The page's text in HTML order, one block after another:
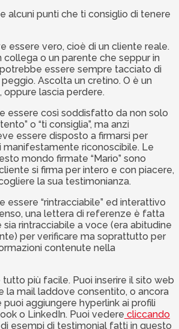
alcuni punti che ti consiglio di tenere
essere vero, cioè di un cliente reale.
collega o un parente che seppur in
essere sempre tacciato di
Ascolta un cretino. O è un
lascia perdere.
essere così soddisfatto da non solo
o “ti consiglia”, ma anzi
essere disposto a firmarsi per
manifestamente riconoscibile. Le
mondo firmate “Mario” sono
cliente si firma per intero e con piacere,
la sua testimonianza.
essere “rintracciabile” ed interattivo
una lettera di referenze è fatta
rintracciabile a voce (era abitudine
per verificare ma soprattutto per
contenute nella
più facile. Puoi inserire il sito web
la mail laddove consentito, o ancora
aggiungere hyperlink ai profili
o LinkedIn. Puoi vedere cliccando
esempi di testimonial fatti in questo